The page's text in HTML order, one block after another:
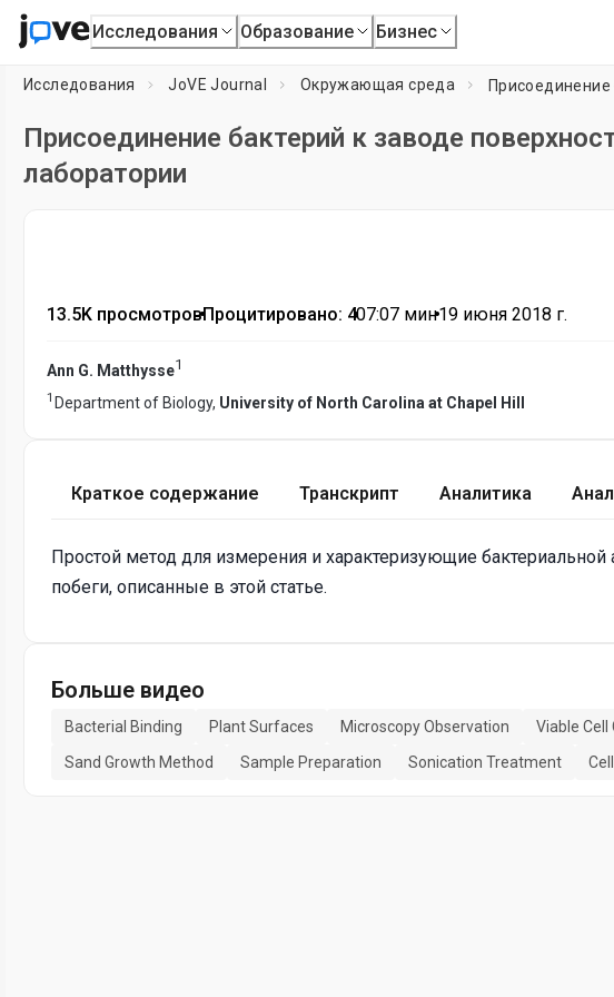
Исследования Образование Бизнес
Исследования JoVE Journal Окружающая среда
Присоединение бактерий к заводе
лаборатории
13.5K просмотров•Процитировано: 4•07:07 мин•19 июня 2018 г.
Ann G. Matthysse1
1 Department of Biology, University of North Carolina at Chapel Hill
Краткое содержание Транскрипт Аналитика
Простой метод для измерения и характеризующие бактериальной
побеги, описанные в этой статье.
Больше видео
Bacterial Binding Plant Surfaces Microscopy Observation Viable Cell
Sand Growth Method
Sample Preparation Sonication Treatment